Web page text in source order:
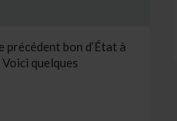
précédent bon d’État à
quelques